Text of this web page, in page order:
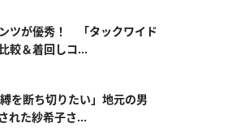
ツが優秀！ 「タックワイド
較＆着回しコ...
を断ち切りたい」地元の男
れた紗希子さ...